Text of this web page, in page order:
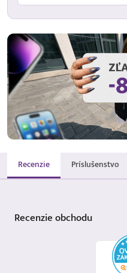
Recenzie Príslušenstvo
Recenzieobchodu